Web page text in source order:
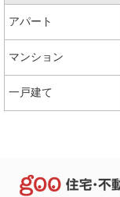
アパート
マンション
一戸建て